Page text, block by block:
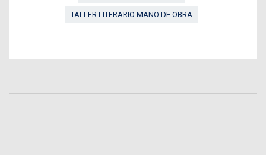
TALLER LITERARIO MANO DE OBRA